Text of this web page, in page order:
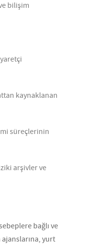
bilişim
kaynaklanan
süreçlerinin
arşivler ve
bağlı ve
yurt